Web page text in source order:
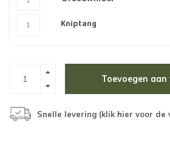
Kniptang
Toevoegen
Snelle levering (klik hier voor de